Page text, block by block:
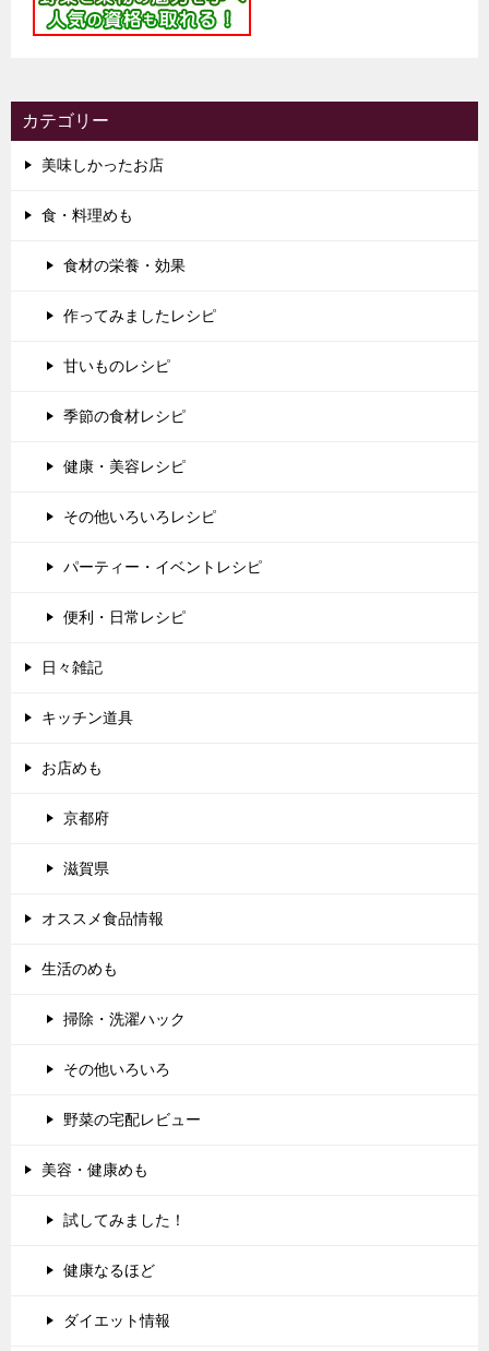
カテゴリー
美味しかったお店
食・料理めも
食材の栄養・効果
作ってみましたレシピ
甘いものレシピ
季節の食材レシピ
健康・美容レシピ
その他いろいろレシピ
パーティー・イベントレシピ
便利・日常レシピ
日々雑記
キッチン道具
お店めも
京都府
滋賀県
オススメ食品情報
生活のめも
掃除・洗濯ハック
その他いろいろ
野菜の宅配レビュー
美容・健康めも
試してみました！
健康なるほど
ダイエット情報